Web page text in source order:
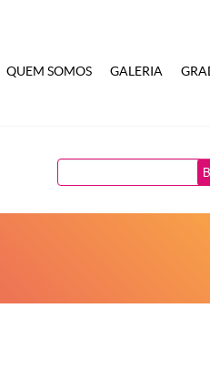
QUEM SOMOS GALERIA